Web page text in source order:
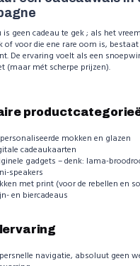
is geen cadeau te gek ; als het
of voor die ene rare oom is,
De ervaring voelt als een
(maar mét scherpe prijzen).
mokken en glazen
cadeaukaarten
gadgets – denk: lama-
speakers
met print (voor de rebellen en
en biercadeaus
navigatie, absoluut geen